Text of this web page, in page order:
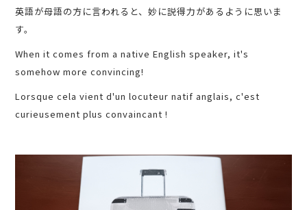
英語が母語の方に言われると、妙に説得力があるように思いま
す。
When it comes from a native English speaker, it's
somehow more convincing!
Lorsque cela vient d'un locuteur natif anglais, c'est
curieusement plus convaincant !